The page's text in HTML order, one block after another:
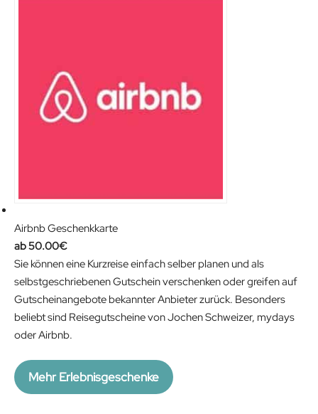
Airbnb Geschenkkarte
50.00€
Sie können eine Kurzreise einfach selber planen und als
selbstgeschriebenen Gutschein verschenken oder greifen auf
Gutscheinangebote bekannter Anbieter zurück. Besonders
beliebt sind Reisegutscheine von Jochen Schweizer, mydays
oder Airbnb.
Mehr Erlebnisgeschenke